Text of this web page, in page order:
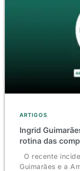
ARTIGOS
Ingrid
rotina das
O recente
Guimarães e a